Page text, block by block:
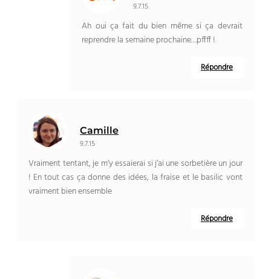
9.7.15
Ah oui ça fait du bien même si ça devrait
reprendre la semaine prochaine…pffff !
Répondre
Camille
9.7.15
Vraiment tentant, je m’y essaierai si j’ai une sorbetière un jour
! En tout cas ça donne des idées, la fraise et le basilic vont
vraiment bien ensemble
Répondre